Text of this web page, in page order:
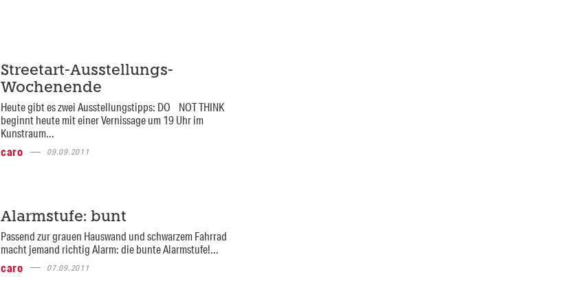
Streetart-Ausstellungs-
Wochenende
Heute gibt es zwei Ausstellungstipps: DO NOT THINK
beginnt heute mit einer Vernissage um 19 Uhr im
Kunstraum...
caro
09.09.2011
Alarmstufe: bunt
Passend zur grauen Hauswand und schwarzem Fahrrad
macht jemand richtig Alarm: die bunte Alarmstufe!...
caro
07.09.2011